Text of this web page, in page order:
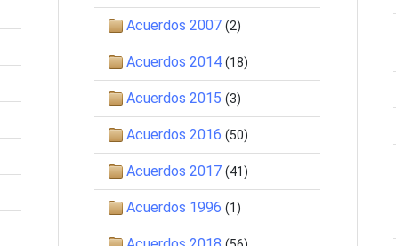
Acuerdos 2007 (2)
Acuerdos 2014 (18)
Acuerdos 2015 (3)
Acuerdos 2016 (50)
Acuerdos 2017 (41)
Acuerdos 1996 (1)